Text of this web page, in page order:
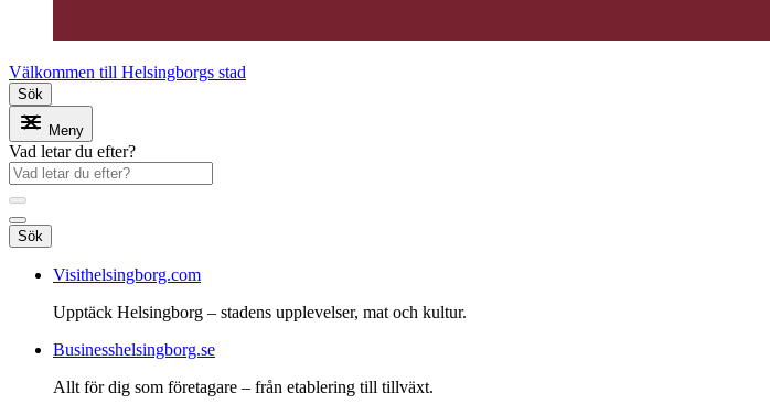
Välkommen till Helsingborgs stad
Sök
Meny
Vad letar du efter?
Sök
Visithelsingborg.com
Upptäck Helsingborg – stadens upplevelser, mat och kultur.
Businesshelsingborg.se
Allt för dig som företagare – från etablering till tillväxt.